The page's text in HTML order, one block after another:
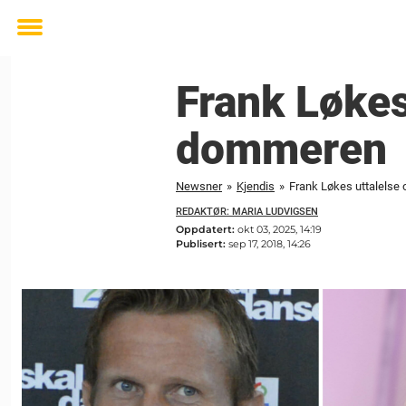
Toggle
Frank
dommeren
Newsner » Kjendis » Frank Løkes uttalelse
REDAKTØR: MARIA LUDVIGSEN
Oppdatert: okt 03, 2025, 14:19
Publisert: sep 17, 2018, 14:26